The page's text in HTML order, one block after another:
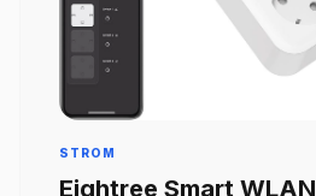
STROM
Eightree Smart WLAN